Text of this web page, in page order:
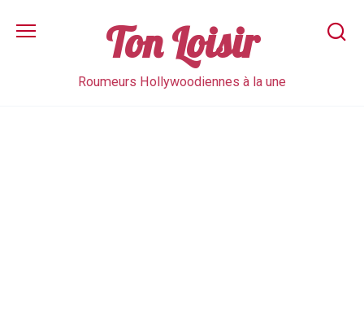
content
Ton Loisir
Roumeurs Hollywoodiennes à la une